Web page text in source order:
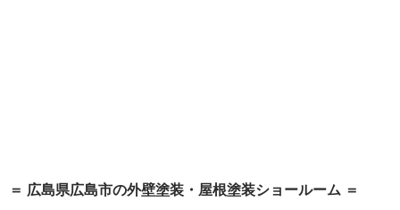
＝ 広島県広島市の外壁塗装・屋根塗装ショールーム ＝